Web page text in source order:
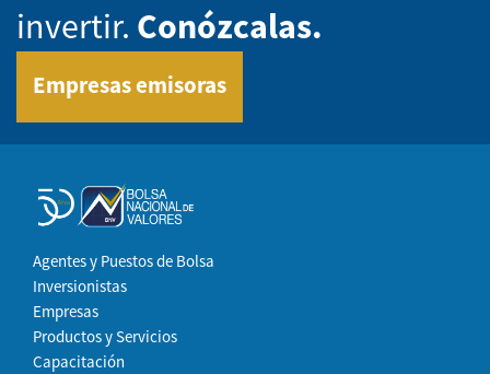
invertir. Conózcalas.
Empresas emisoras
Agentes y Puestos de Bolsa
Inversionistas
Empresas
Productos y Servicios
Capacitación